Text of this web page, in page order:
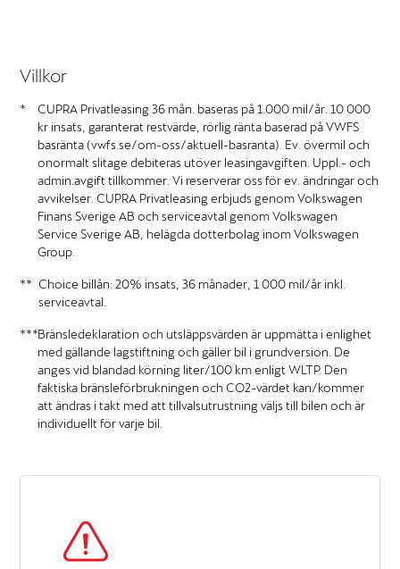
Villkor
CUPRA Privatleasing 36 mån. baseras på 1.000 mil/år. 10 000
kr insats, garanterat restvärde, rörlig ränta baserad på VWFS
basränta (vwfs.se/om-oss/aktuell-basranta). Ev. övermil och
onormalt slitage debiteras utöver leasingavgiften. Uppl.- och
admin.avgift tillkommer. Vi reserverar oss för ev. ändringar och
avvikelser. CUPRA Privatleasing erbjuds genom Volkswagen
Finans Sverige AB och serviceavtal genom Volkswagen
Service Sverige AB, helägda dotterbolag inom Volkswagen
Group.
Choice billån: 20% insats, 36 månader, 1 000 mil/år inkl.
serviceavtal.
Bränsledeklaration och utsläppsvärden är uppmätta i enlighet
med gällande lagstiftning och gäller bil i grundversion. De
anges vid blandad körning liter/100 km enligt WLTP. Den
faktiska bränsleförbrukningen och CO2-värdet kan/kommer
att ändras i takt med att tillvalsutrustning väljs till bilen och är
individuellt för varje bil.